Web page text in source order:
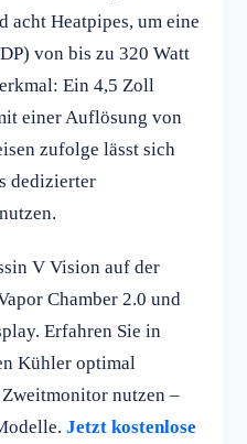
acht Heatpipes, um eine
von bis zu 320 Watt
Ein 4,5 Zoll
einer Auflösung von
zufolge lässt sich
dedizierter
V Vision auf der
Chamber 2.0 und
Erfahren Sie in
Kühler optimal
nutzen –
Jetzt kostenlose